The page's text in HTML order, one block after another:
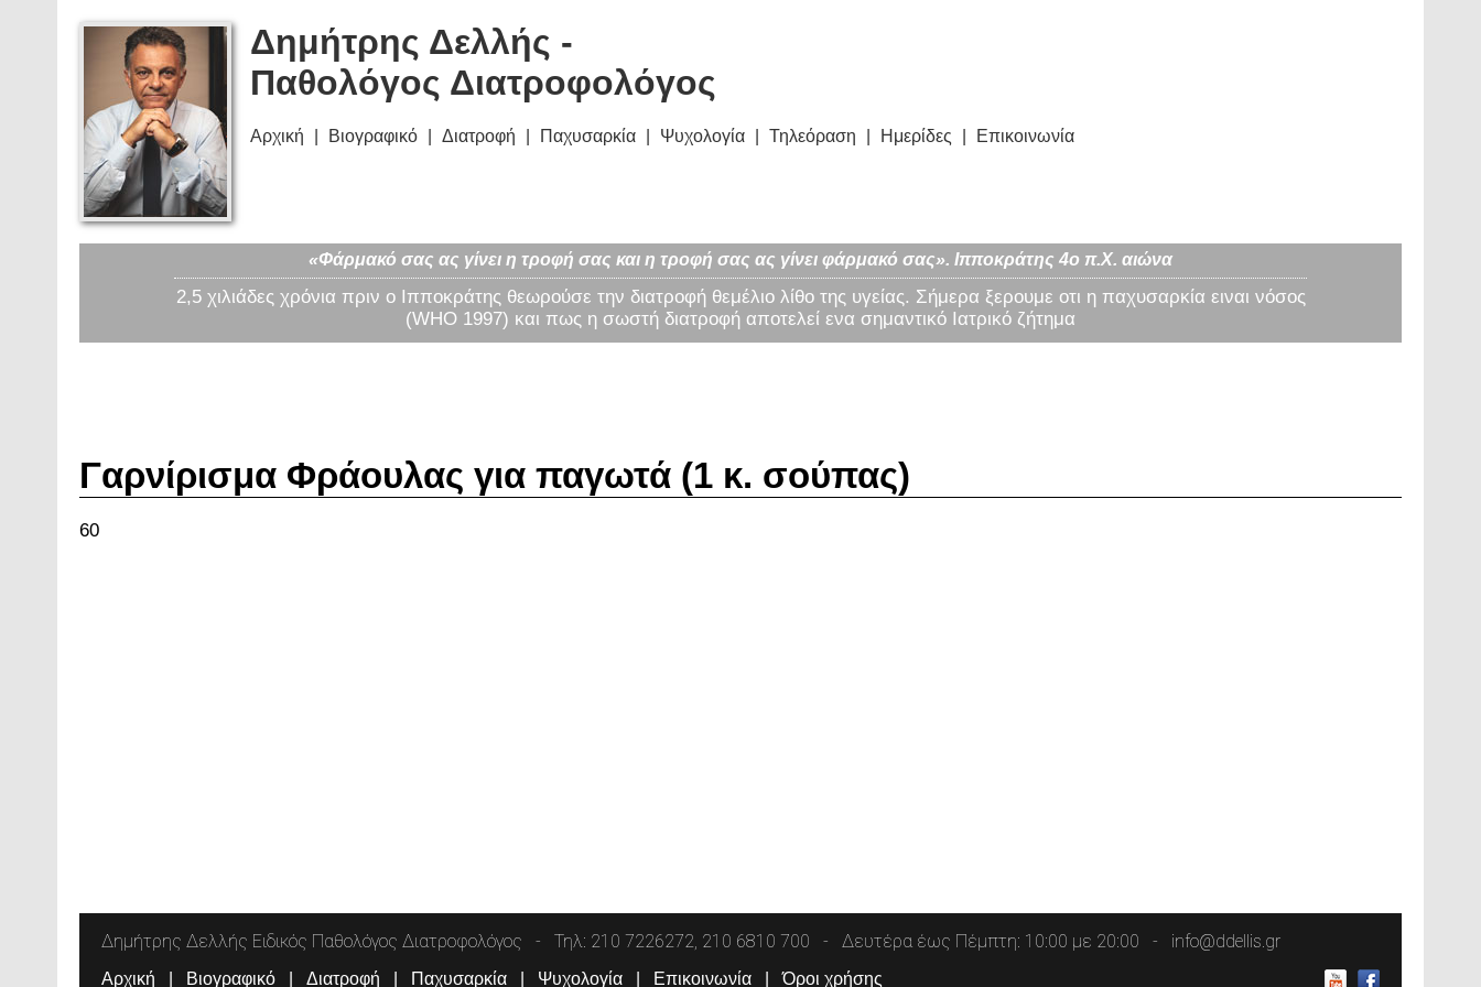
Δημήτρης Δελλής -
Παθολόγος Διατροφολόγος
Αρχική Βιογραφικό Διατροφή Παχυσαρκία Ψυχολογία Τηλεόραση Ημερίδες Επικοινωνία
«Φάρμακό σας ας γίνει η τροφή σας και η τροφή σας ας γίνει φάρμακό σας». Ιπποκράτης 4ο π.Χ. αιώνα
2,5 χιλιάδες χρόνια πριν ο Ιπποκράτης θεωρούσε την διατροφή θεμέλιο λίθο της υγείας. Σήμερα ξερουμε οτι η παχυσαρκία ειναι νόσος
(WHO 1997) και πως η σωστή διατροφή αποτελεί ενα σημαντικό Ιατρικό ζήτημα
Γαρνίρισμα Φράουλας για παγωτά (1 κ. σούπας)
60
Δημήτρης Δελλής Ειδικός Παθολόγος Διατροφολόγος Τηλ: 210 7226272, 210 6810 700 Δευτέρα έως Πέμπτη: 10:00 με 20:00 info@ddellis.gr
Αρχική Βιογραφικό Διατροφή Παχυσαρκία Ψυχολογία Επικοινωνία Όροι χρήσης